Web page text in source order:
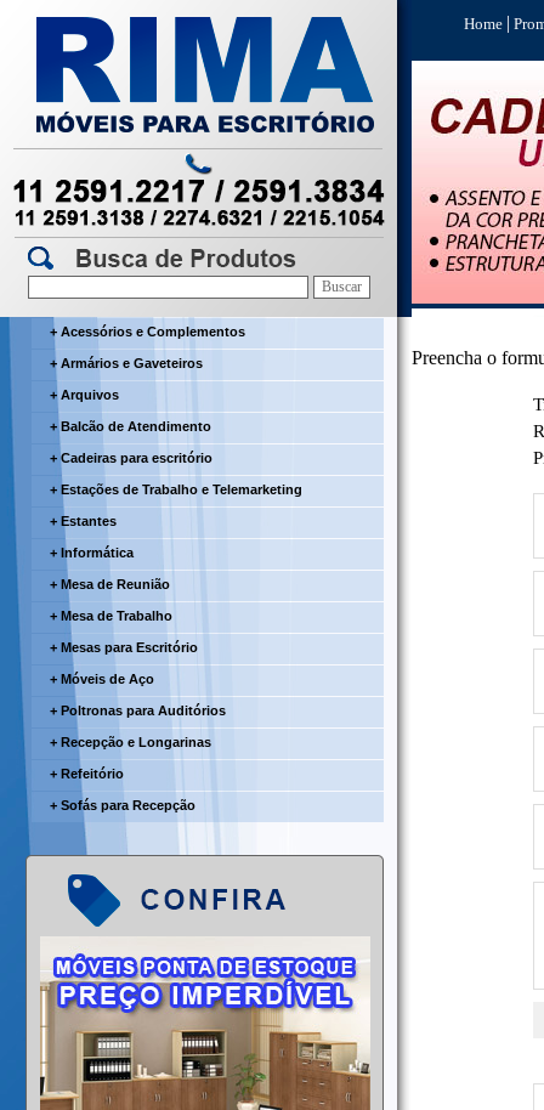
Home |
+ Acessórios e Complementos
+ Armários e Gaveteiros
+ Arquivos
+ Balcão de Atendimento
+ Cadeiras para escritório
+ Estações de Trabalho e Telemarketing
+ Estantes
+ Informática
+ Mesa de Reunião
+ Mesa de Trabalho
+ Mesas para Escritório
+ Móveis de Aço
+ Poltronas para Auditórios
+ Recepção e Longarinas
+ Refeitório
+ Sofás para Recepção
Preencha o